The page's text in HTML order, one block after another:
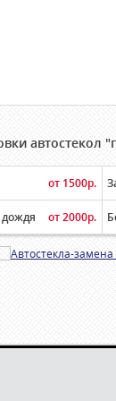
автостекол
от 1500р.
дождя от 2000р.